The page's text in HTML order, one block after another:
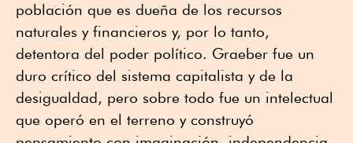
población que es dueña de los recursos
naturales y financieros y, por lo tanto,
detentora del poder político. Graeber fue un
duro crítico del sistema capitalista y de la
desigualdad, pero sobre todo fue un intelectual
que operó en el terreno y construyó